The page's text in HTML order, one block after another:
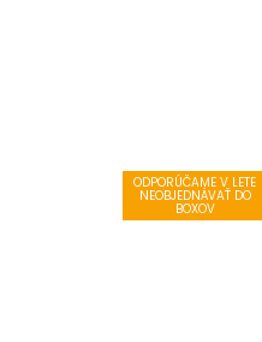
ODPORÚČAME V LETE
NEOBJEDNÁVAŤ DO
BOXOV